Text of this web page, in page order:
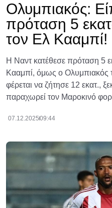
Ολυμπιακός:
πρόταση 5
τον Ελ Κααμπί!
Η Ναντ κατέθεσε πρόταση 5
Κααμπί, όμως ο Ολυμπιακός
φέρεται να ζήτησε 12 εκατ.,
παραχωρεί τον Μαροκινό
07.12.202509:44